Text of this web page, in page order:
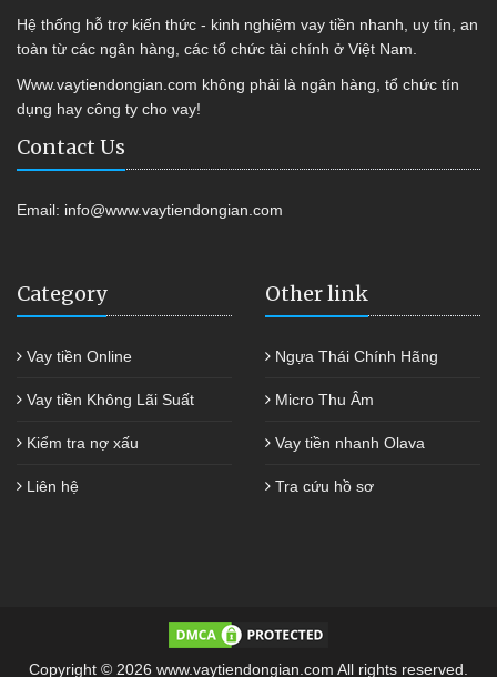
Hệ thống hỗ trợ kiến thức - kinh nghiệm vay tiền nhanh, uy tín, an
toàn từ các ngân hàng, các tổ chức tài chính ở Việt Nam.
Www.vaytiendongian.com không phải là ngân hàng, tổ chức tín
dụng hay công ty cho vay!
Contact Us
Email: info@www.vaytiendongian.com
Category
Vay tiền Online
Vay tiền Không Lãi Suất
Kiểm tra nợ xấu
Liên hệ
Other link
Ngựa Thái Chính Hãng
Micro Thu Âm
Vay tiền nhanh Olava
Tra cứu hồ sơ
Copyright © 2026 www.vaytiendongian.com All rights reserved.